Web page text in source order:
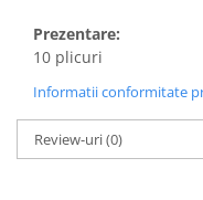
Prezentare:
10 plicuri
Informatii conformitate
Review-uri(0)